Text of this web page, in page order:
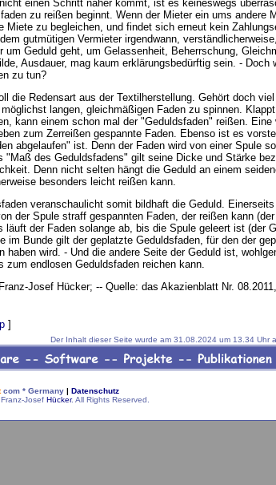
einen Schritt näher kommt, ist es keineswegs
zu reißen beginnt. Wenn der Mieter ein ums andere
Miete zu begleichen, und findet sich erneut kein
gutmütigen Vermieter irgendwann,
um Geduld geht, um Gelassenheit, Beherrschung,
Ausdauer, mag kaum erklärungsbedürftig sein. - Doch
zu tun?
die Redensart aus der Textilherstellung. Gehört doch
langen, gleichmäßigen Faden zu spinnen.
kann einem schon mal der "Geduldsfaden" reißen.
zum Zerreißen gespannte Faden. Ebenso ist es
abgelaufen" ist. Denn der Faden wird von einer Spule
"Maß des Geduldsfadens" gilt seine Dicke und Stärke
Denn nicht selten hängt die Geduld an einem
besonders leicht reißen kann.
veranschaulicht somit bildhaft die Geduld.
der Spule straff gespannten Faden, der reißen kann
läuft der Faden solange ab, bis die Spule geleert ist (der
im Bunde gilt der geplatzte Geduldsfaden, für den der
haben wird. - Und die andere Seite der Geduld ist,
zum endlosen Geduldsfaden reichen kann.
Josef Hücker; -- Quelle: das Akazienblatt Nr.
]
Der Inhalt dieser Seite wurde am 31.08.2024 um 13.34 Uhr
com * Germany | Datenschutz
Josef Hücker. All Rights Reserved.